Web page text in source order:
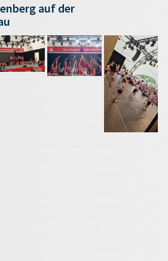
auf der